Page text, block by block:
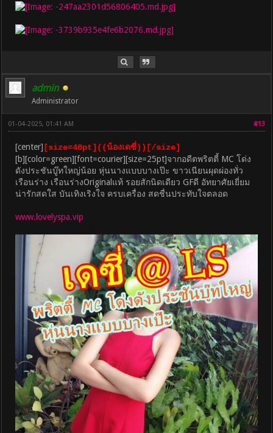
admin
Administrator
#13
01-04-2025, 01:41 AM
[center] [size=40pt]((น้องเดซี่))[/size]
[b][color=green][font=courier][size=25pt]จากอดีตพริตตี้ MC โด่ง
ดังประชันบู๊ทใหญ่น้อย หุ่นนางแบบบางเป๊ะ ขาวเนียนผุดผ่องทั่ว
เรือนร่าง เรือนร่างOriginalแท้ รอยสักนิดเดียว GFดี อัทยาศัยเยี่ยม
น่ารักสดใส บันเทิงเริงใจ ครบเครื่อง สดชื่นประทับใจตลอด
www.lovelyspa.vip